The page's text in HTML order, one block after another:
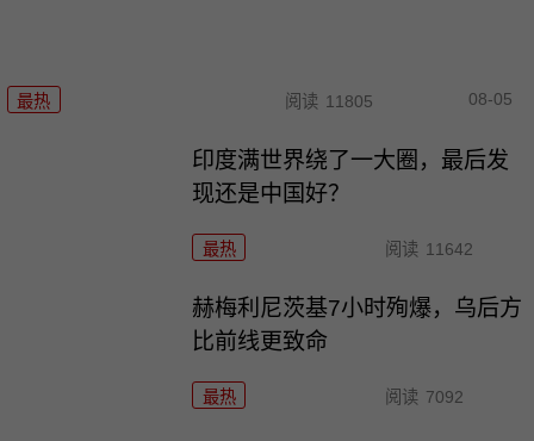
最热 阅读 11805 08-05
印度满世界绕了一大圈，最后发
现还是中国好？
最热 阅读 11642
赫梅利尼茨基7小时殉爆，乌后方
比前线更致命
最热 阅读 7092